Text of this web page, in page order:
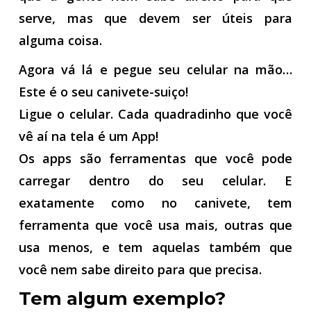
serve, mas que devem ser úteis para
alguma coisa.
Agora vá lá e pegue seu celular na mão…
Este é o seu canivete-suiço!
Ligue o celular. Cada quadradinho que você
vê aí na tela é um App!
Os apps são ferramentas que você pode
carregar dentro do seu celular. E
exatamente como no canivete, tem
ferramenta que você usa mais, outras que
usa menos, e tem aquelas também que
você nem sabe direito para que precisa.
Tem algum exemplo?